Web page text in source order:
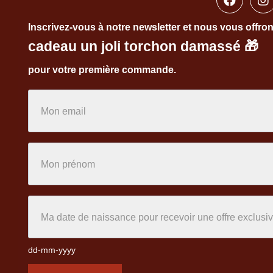
Inscrivez-vous à notre newsletter et nous vous
cadeau un joli torchon damassé 🎁
pour votre première commande.
dd-mm-yyyy